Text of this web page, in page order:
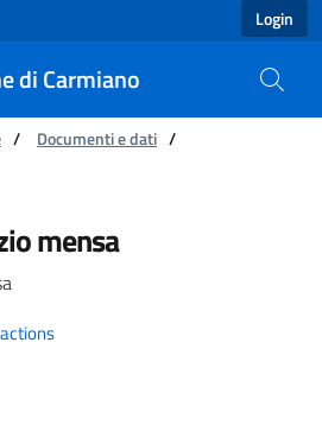
Login
di Carmiano
/ Documenti e dati /
mensa - Comune di
mensa